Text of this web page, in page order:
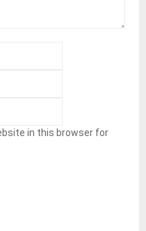
in this browser for